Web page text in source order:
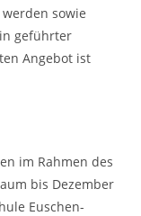
werden sowie
geführter
Angebot ist
im Rahmen des
bis Dezember
Euschen-